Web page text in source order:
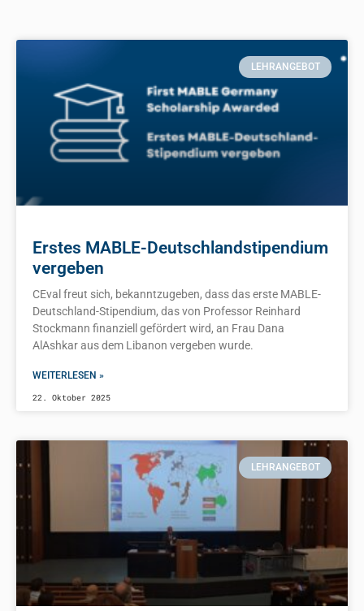
LEHRANGEBOT
Erstes MABLE-Deutschlandstipendium
vergeben
CEval freut sich, bekanntzugeben, dass das erste MABLE-
Deutschland-Stipendium, das von Professor Reinhard
Stockmann finanziell gefördert wird, an Frau Dana
AlAshkar aus dem Libanon vergeben wurde.
WEITERLESEN »
22. Oktober 2025
LEHRANGEBOT